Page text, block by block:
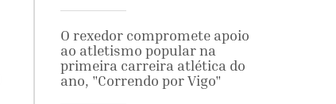
O rexedor compromete apoio
ao atletismo popular na
primeira carreira atlética do
ano, "Correndo por Vigo"